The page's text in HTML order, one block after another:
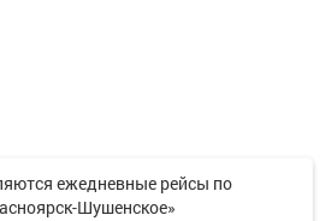
ежедневные рейсы по
Шушенское»